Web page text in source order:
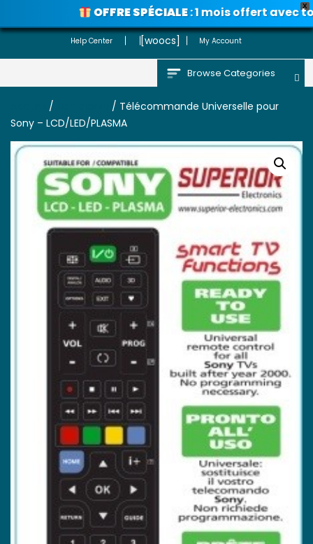
X
OFFRE SPÉCIALE: 1 mois offert avec tout
Voir les promos
Help Center [woocs] My Account
Browse Categories
/
/ Télécommande Universelle pour
Sony – LCD/LED/PLASMA